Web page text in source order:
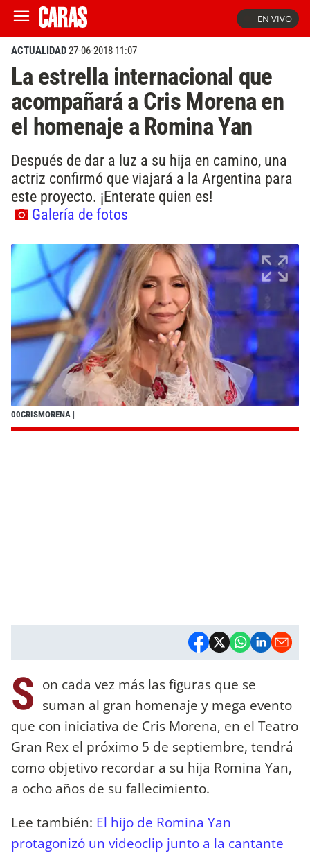
EN VIVO
ACTUALIDAD27-06-2018 11:07
La estrella internacional que
acompañará a Cris Morena en
el homenaje a Romina Yan
Después de dar a luz a su hija en camino, una
actriz confirmó que viajará a la Argentina para
este proyecto. ¡Enterate quien es!
Galería de fotos
00CRISMORENA |
S on cada vez más las figuras que se
suman al gran homenaje y mega evento
que con iniciativa de Cris Morena, en el Teatro
Gran Rex el próximo 5 de septiembre, tendrá
como objetivo recordar a su hija Romina Yan,
a ocho años de su fallecimiento.
Lee también: El hijo de Romina Yan
protagonizó un videoclip junto a la cantante